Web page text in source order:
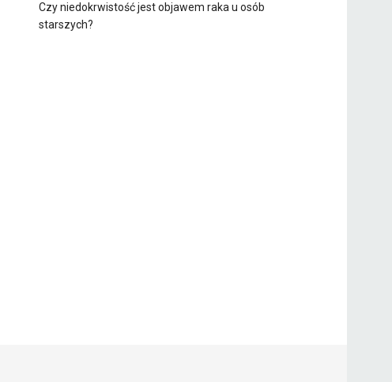
Czy niedokrwistość jest objawem raka u osób
starszych?